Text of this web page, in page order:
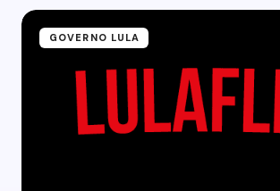
GOVERNO LULA